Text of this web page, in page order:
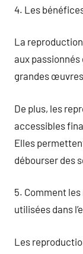
4. Les
La
aux passionnés
grandes œuvres
De plus, les
accessibles
Elles
débourser des
5. Comment
utilisées dans
Les